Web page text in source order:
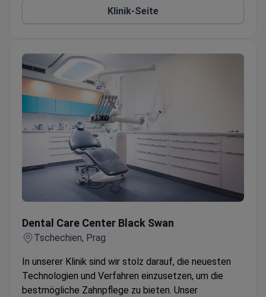
Umfassende Lippenvergrößerungsdienste für eine
Klinik-Seite
Dental Care Center Black Swan
Tschechien, Prag
In unserer Klinik sind wir stolz darauf, die neuesten
Technologien und Verfahren einzusetzen, um die
bestmögliche Zahnpflege zu bieten. Unser